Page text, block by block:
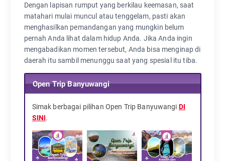
Dengan lapisan rumput yang berkilau keemasan, saat
matahari mulai muncul atau tenggelam, pasti akan
menghasilkan pemandangan yang mungkin belum
pernah Anda lihat dalam hidup Anda. Jika Anda ingin
mengabadikan momen tersebut, Anda bisa menginap di
daerah itu sambil menunggu saat yang spesial itu tiba.
Open Trip Banyuwangi
Simak berbagai pilihan Open Trip Banyuwangi DI
SINI.